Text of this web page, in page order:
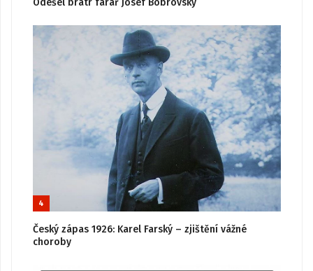
4
Český zápas 1926: Karel Farský – zjištění vážné
choroby